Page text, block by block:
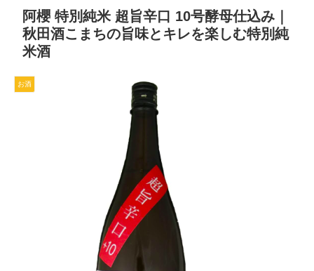
阿櫻 特別純米 超旨辛口 10号酵母仕込み｜
秋田酒こまちの旨味とキレを楽しむ特別純
米酒
お酒